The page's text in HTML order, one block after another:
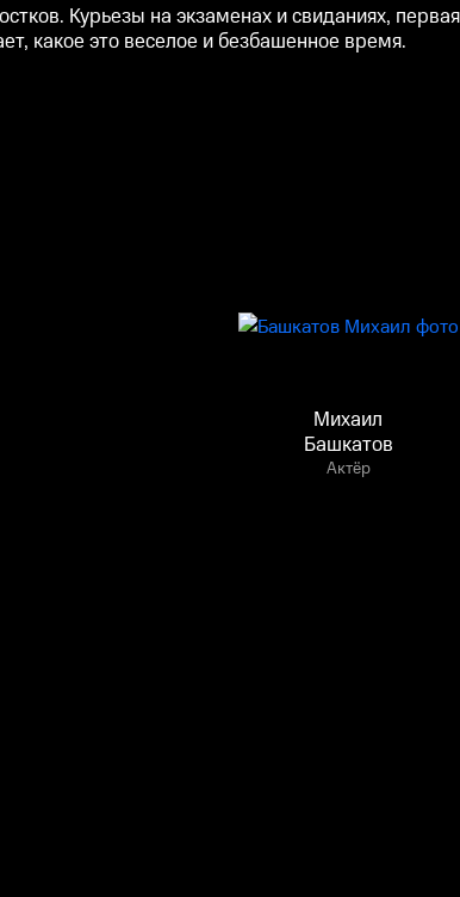
Курьезы на экзаменах и свиданиях,
какое это веселое и безбашенное время.
Михаил
Башкатов
Актёр